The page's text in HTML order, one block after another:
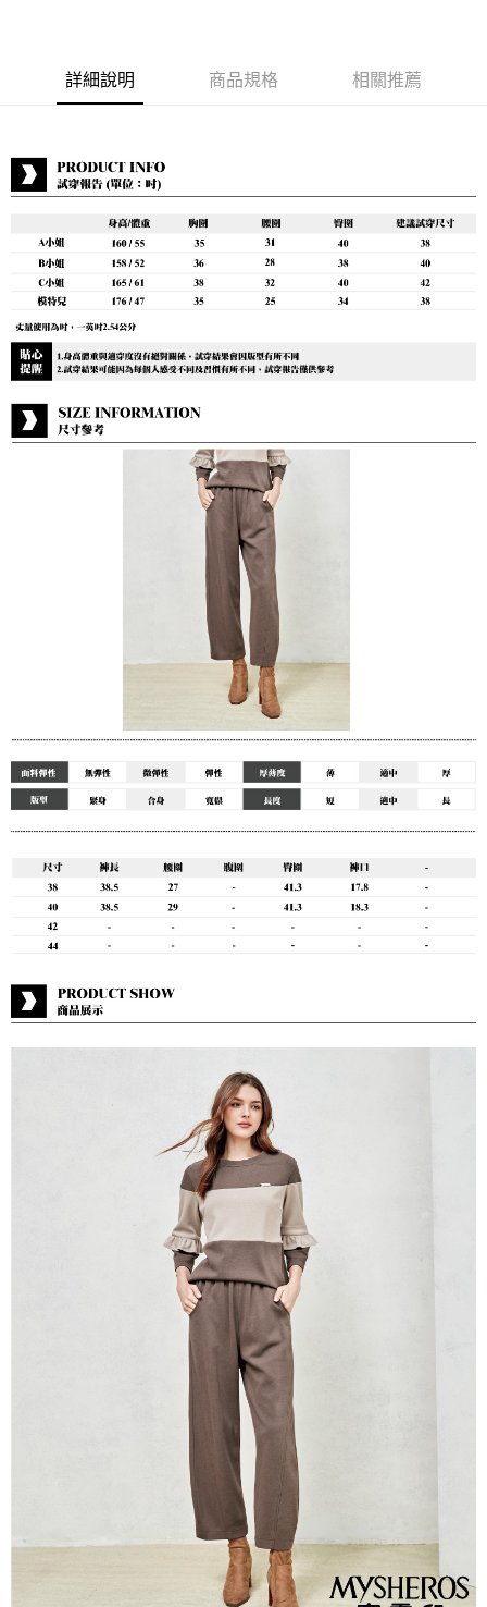
宅配到府
每筆NT$80，滿NT$888(含以上)免運費
每筆NT$80，滿NT$888(含以上)免運費
詳細說明 商品規格 相關推薦